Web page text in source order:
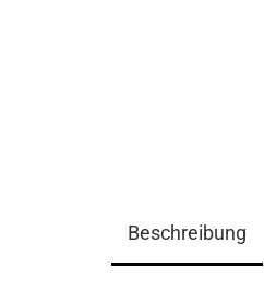
Beschreibung